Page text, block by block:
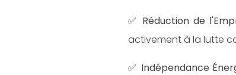
✅ Réduction de
activement à la lutte
✅ Indépendance